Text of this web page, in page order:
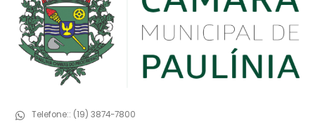
Telefone:: (19) 3874-7800